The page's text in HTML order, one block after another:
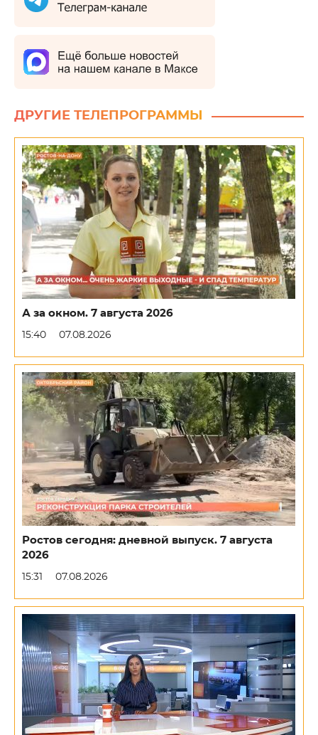
ДРУГИЕ ТЕЛЕПРОГРАММЫ
А за окном. 7 августа 2026
15:40 07.08.2026
Ростов сегодня: дневной выпуск. 7 августа
2026
15:31 07.08.2026